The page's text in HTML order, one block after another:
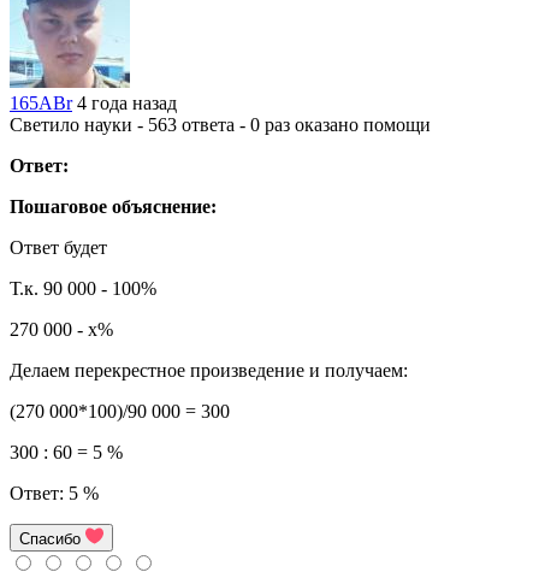
165ABr 4 года назад
Светило науки - 563 ответа - 0 раз оказано помощи
Ответ:
Пошаговое объяснение:
Ответ будет
Т.к. 90 000 - 100%
270 000 - x%
Делаем перекрестное произведение и получаем:
(270 000*100)/90 000 = 300
300 : 60 = 5 %
Ответ: 5 %
Спасибо